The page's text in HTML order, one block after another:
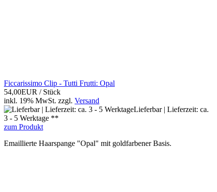
Ficcarissimo Clip - Tutti Frutti: Opal
54,00EUR / Stück
inkl. 19% MwSt. zzgl. Versand
Lieferbar | Lieferzeit: ca.
3 - 5 Werktage **
zum Produkt
Emaillierte Haarspange "Opal" mit goldfarbener Basis.